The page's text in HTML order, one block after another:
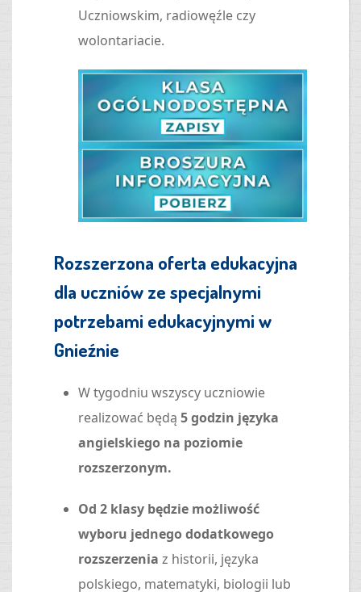
Uczniowskim, radiowęźle czy
wolontariacie.
Rozszerzona oferta edukacyjna
dla uczniów ze specjalnymi
potrzebami edukacyjnymi w
Gnieźnie
W tygodniu wszyscy uczniowie
realizować będą 5 godzin języka
angielskiego na poziomie
rozszerzonym.
Od 2 klasy będzie możliwość
wyboru jednego dodatkowego
rozszerzenia z historii, języka
polskiego, matematyki, biologii lub